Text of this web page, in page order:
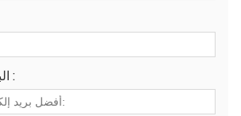
البريد الإلكتروني :